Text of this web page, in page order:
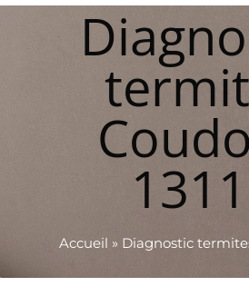
Accueil » Diagnostic termites